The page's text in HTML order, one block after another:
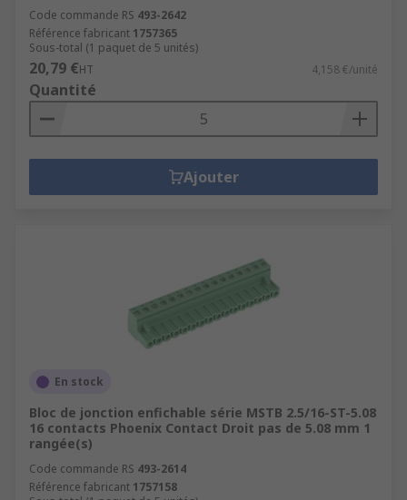
Code commande RS 493-2642
Référence fabricant 1757365
Sous-total (1 paquet de 5 unités)
20,79 €HT 4,158 €/unité
Quantité
Ajouter
En stock
Bloc de jonction enfichable série MSTB 2.5/16-ST-5.08
16 contacts Phoenix Contact Droit pas de 5.08 mm 1
rangée(s)
Code commande RS 493-2614
Référence fabricant 1757158